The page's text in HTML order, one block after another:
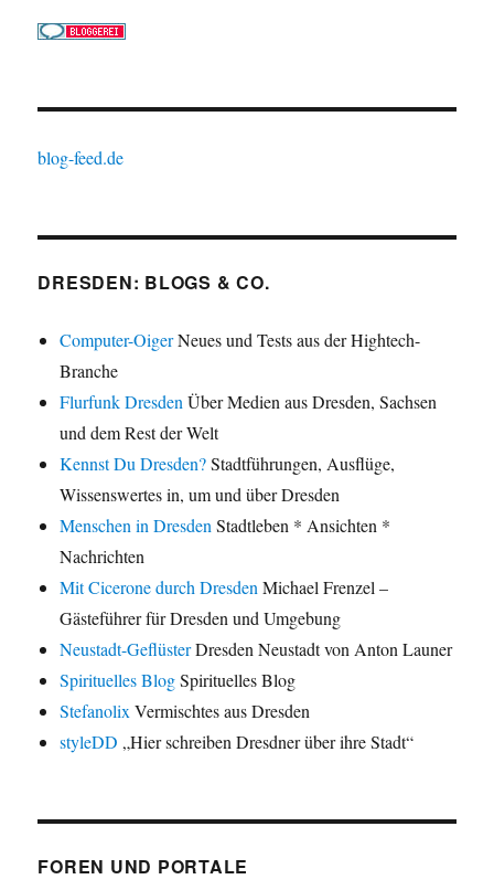
blog-feed.de
DRESDEN: BLOGS & CO.
Computer-OigerNeues und Tests aus der Hightech-
Branche
Flurfunk Dresden Über Medien aus Dresden, Sachsen
und dem Rest der Welt
Kennst Du Dresden?Stadtführungen, Ausflüge,
Wissenswertes in, um und über Dresden
Menschen in Dresden Stadtleben * Ansichten *
Nachrichten
Mit Cicerone durch Dresden Michael Frenzel –
Gästeführer für Dresden und Umgebung
Neustadt-GeflüsterDresden Neustadt von Anton Launer
Spirituelles BlogSpirituelles Blog
Stefanolix Vermischtes aus Dresden
styleDD „Hier schreiben Dresdner über ihre Stadt“
FOREN UND PORTALE